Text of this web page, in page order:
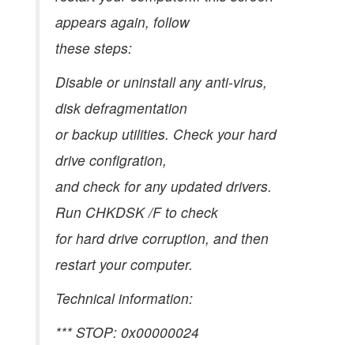
appears again, follow
these steps:
Disable or uninstall any anti-virus,
disk defragmentation
or backup utilities. Check your hard
drive configration,
and check for any updated drivers.
Run CHKDSK /F to check
for hard drive corruption, and then
restart your computer.
Technical information:
*** STOP: 0x00000024